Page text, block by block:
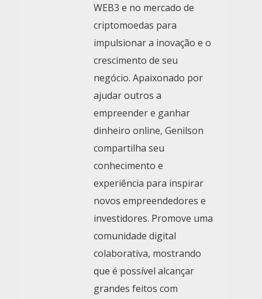
WEB3 e no mercado de
criptomoedas para
impulsionar a inovação e o
crescimento de seu
negócio. Apaixonado por
ajudar outros a
empreender e ganhar
dinheiro online, Genilson
compartilha seu
conhecimento e
experiência para inspirar
novos empreendedores e
investidores. Promove uma
comunidade digital
colaborativa, mostrando
que é possível alcançar
grandes feitos com